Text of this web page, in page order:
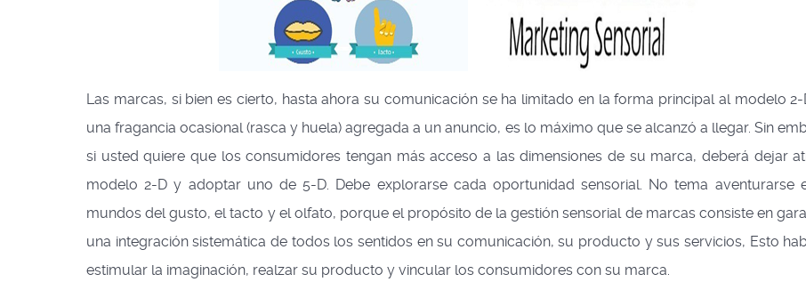
Las marcas, si bien es cierto, hasta ahora su comunicación se ha limitado en la forma principal al modelo
una fragancia ocasional (rasca y huela) agregada a un anuncio, es lo máximo que se alcanzó a llegar. Sin
si usted quiere que los consumidores tengan más acceso a las dimensiones de su marca, deberá dejar
modelo 2-D y adoptar uno de 5-D. Debe explorarse cada oportunidad sensorial. No tema aventurarse
mundos del gusto, el tacto y el olfato, porque el propósito de la gestión sensorial de marcas consiste en
una integración sistemática de todos los sentidos en su comunicación, su producto y sus servicios, Esto
estimular la imaginación, realzar su producto y vincular los consumidores con su marca.